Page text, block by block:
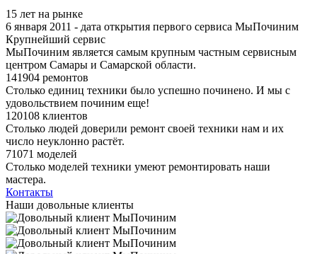
15 лет на рынке
6 января 2011 - дата открытия первого сервиса МыПочиним
Крупнейший сервис
МыПочиним является самым крупным частным сервисным
центром Самары и Самарской области.
141904 ремонтов
Столько единиц техники было успешно починено. И мы с
удовольствием починим еще!
120108 клиентов
Столько людей доверили ремонт своей техники нам и их
число неуклонно растёт.
71071 моделей
Столько моделей техники умеют ремонтировать наши
мастера.
Контакты
Наши довольные клиенты